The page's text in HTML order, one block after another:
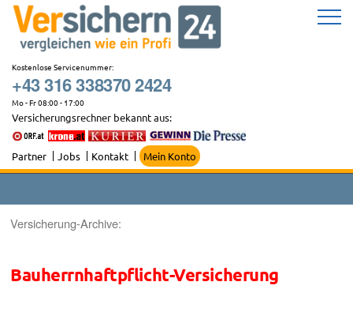
Zum
Inhalt
springen
Kostenlose Servicenummer:
+43 316 338370 2424
Mo - Fr 08:00 - 17:00
Versicherungsrechner bekannt aus:
Partner Jobs Kontakt Mein Konto
Versicherung-Archive:
Bauherrnhaftpflicht-Versicherung